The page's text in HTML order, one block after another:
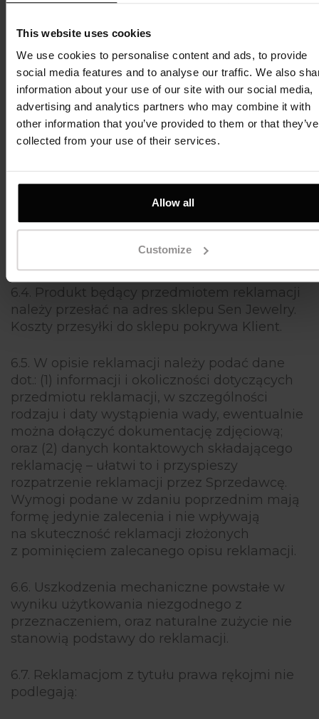
This website uses cookies
We use cookies to personalise content and ads, to provide
social media features and to analyse our traffic. We also
information about your use of our site with our social media,
advertising and analytics partners who may combine it with
other information that you’ve provided to them or that they’ve
collected from your use of their services.
Allow all
Customize
niezgodności towaru z umową.
6.2. Reklamacja może zostać złożona
przez Klienta za pośrednictwem (a) poczty
elektronicznej na adres: contact@sen-
jewelry.com lub (b) pisemnie na adres: Ul. Oś
Królewska 28/22, 02-972 Warszawa.
Formularz reklamacyjny dostępny jest w
zakładceZwroty i wymiany
6.3. Zgłoszenie reklamacji powinno zawierać: –
imię i nazwisko Klienta, – numer zamówienia,
6.4. Produkt będący przedmiotem reklamacji
należy przesłać na adres sklepu Sen Jewelry.
Koszty przesyłki do sklepu pokrywa Klient.
6.5. W opisie reklamacji należy podać dane
dot.: (1) informacji i okoliczności dotyczących
przedmiotu reklamacji, w szczególności
rodzaju i daty wystąpienia wady, ewentualnie
można dołączyć dokumentację zdjęciową;
oraz (2) danych kontaktowych składającego
reklamację – ułatwi to i przyspieszy
rozpatrzenie reklamacji przez Sprzedawcę.
Wymogi podane w zdaniu poprzednim mają
formę jedynie zalecenia i nie wpływają
na skuteczność reklamacji złożonych
z pominięciem zalecanego opisu reklamacji.
6.6. Uszkodzenia mechaniczne powstałe w
wyniku użytkowania niezgodnego z
przeznaczeniem, oraz naturalne zużycie nie
stanowią podstawy do reklamacji.
6.7. Reklamacjom z tytułu prawa rękojmi nie
podlegają: